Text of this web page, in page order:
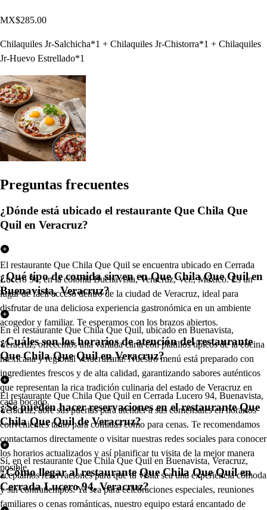
MX$285.00
Chilaquiles Jr-Salchicha*1 + Chilaquiles Jr-Chistorra*1 + Chilaquiles
Jr-Huevo Estrellado*1
Preguntas frecuentes
¿Dónde está ubicado el restaurante Que Chila Que
Quil en Veracruz?
El restaurante Que Chila Que Quil se encuentra ubicado en Cerrada
Lucero 94, en la colonia Buenavista, Veracruz, Ver., México. Es un
lugar de fácil acceso dentro de la ciudad de Veracruz, ideal para
disfrutar de una deliciosa experiencia gastronómica en un ambiente
acogedor y familiar. Te esperamos con los brazos abiertos.
¿Qué tipo de comida sirven en Que Chila Que Quil en
Buenavista, Veracruz?
En el restaurante Que Chila Que Quil, ubicado en Buenavista,
Veracruz, ofrecemos una variada carta con platillos típicos de la cocina
mexicana y regional veracruzana. Nuestro menú está preparado con
ingredientes frescos y de alta calidad, garantizando sabores auténticos
que representan la rica tradición culinaria del estado de Veracruz en
cada bocado.
¿Cuáles son los horarios de atención del restaurante
Que Chila Que Quil en Veracruz?
El restaurante Que Chila Que Quil en Cerrada Lucero 94, Buenavista,
Veracruz, abre sus puertas para atender a sus comensales en horarios
convenientes tanto para comidas como para cenas. Te recomendamos
contactarnos directamente o visitar nuestras redes sociales para conocer
los horarios actualizados y así planificar tu visita de la mejor manera
posible.
¿Se pueden hacer reservaciones en el restaurante Que
Chila Que Quil de Veracruz?
Sí, en el restaurante Que Chila Que Quil en Buenavista, Veracruz,
aceptamos reservaciones para que tu visita sea una experiencia cómoda
y sin contratiempos. Ya sea para celebraciones especiales, reuniones
familiares o cenas románticas, nuestro equipo estará encantado de
¿Cómo llegar al restaurante Que Chila Que Quil en
Cerrada Lucero 94, Veracruz?